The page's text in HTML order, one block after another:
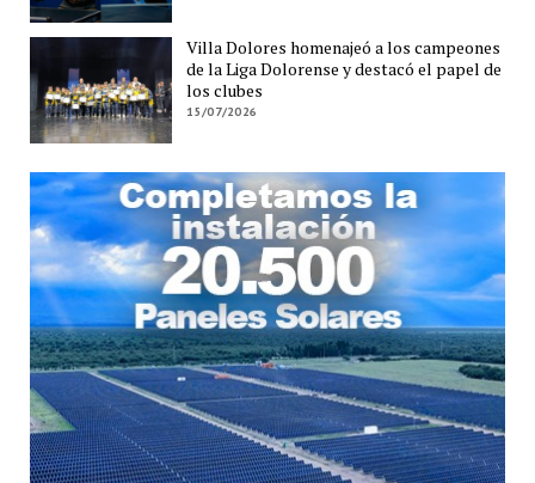
Villa Dolores homenajeó a los campeones
de la Liga Dolorense y destacó el papel de
los clubes
15/07/2026